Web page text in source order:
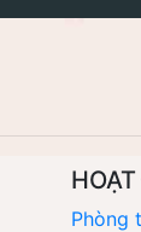
Phòng